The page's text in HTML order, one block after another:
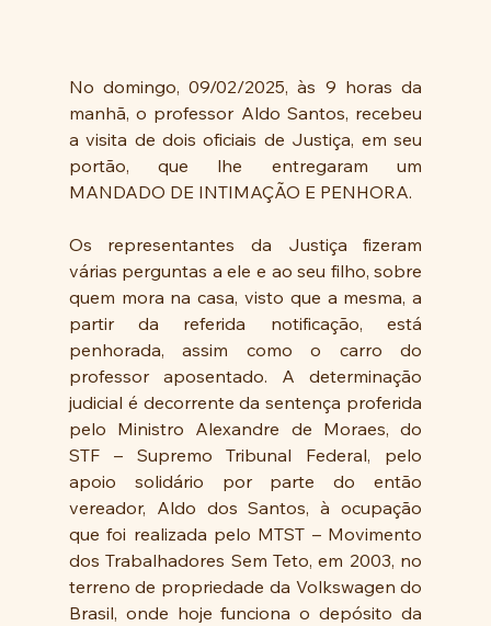
No domingo, 09/02/2025, às 9 horas da
manhã, o professor Aldo Santos, recebeu
a visita de dois oficiais de Justiça, em seu
portão, que lhe entregaram um
MANDADO DE INTIMAÇÃO E PENHORA.
Os representantes da Justiça fizeram
várias perguntas a ele e ao seu filho, sobre
quem mora na casa, visto que a mesma, a
partir da referida notificação, está
penhorada, assim como o carro do
professor aposentado. A determinação
judicial é decorrente da sentença proferida
pelo Ministro Alexandre de Moraes, do
STF – Supremo Tribunal Federal, pelo
apoio solidário por parte do então
vereador, Aldo dos Santos, à ocupação
que foi realizada pelo MTST – Movimento
dos Trabalhadores Sem Teto, em 2003, no
terreno de propriedade da Volkswagen do
Brasil, onde hoje funciona o depósito da